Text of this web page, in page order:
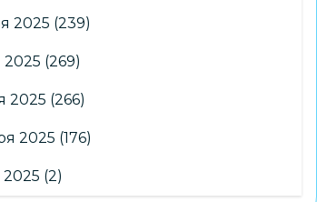
2025 (239)
2025 (269)
2025 (266)
2025 (176)
2025 (2)